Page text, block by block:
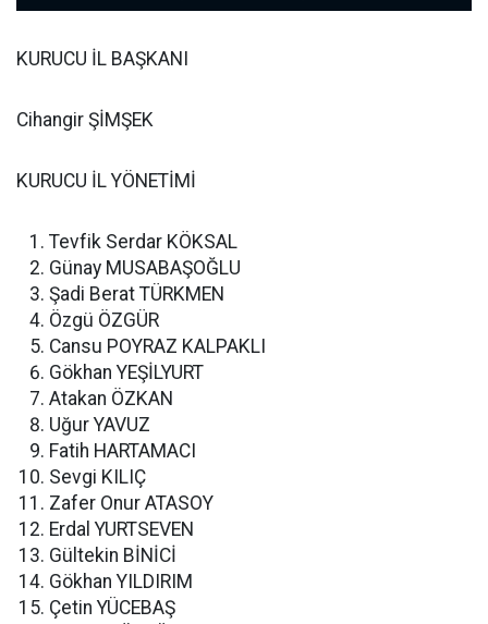
KURUCU İL BAŞKANI
Cihangir ŞİMŞEK
KURUCU İL YÖNETİMİ
Tevfik Serdar KÖKSAL
Günay MUSABAŞOĞLU
Şadi Berat TÜRKMEN
Özgü ÖZGÜR
Cansu POYRAZ KALPAKLI
Gökhan YEŞİLYURT
Atakan ÖZKAN
Uğur YAVUZ
Fatih HARTAMACI
Sevgi KILIÇ
Zafer Onur ATASOY
Erdal YURTSEVEN
Gültekin BİNİCİ
Gökhan YILDIRIM
Çetin YÜCEBAŞ